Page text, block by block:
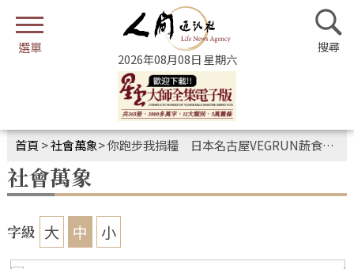
2026年08月08日 星期六
首頁 >社會萬象>你跑步我捐糧 日本名古屋VEGRUN蔬食公益路跑
社會萬象
字級 大 中 小